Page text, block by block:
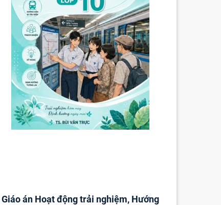
Giáo án Hoạt động trải nghiệm, Hướng